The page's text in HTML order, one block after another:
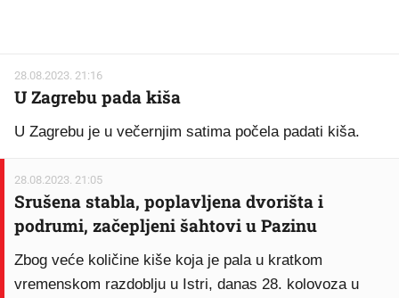
28.08.2023. 21:16
U Zagrebu pada kiša
U Zagrebu je u večernjim satima počela padati kiša.
28.08.2023. 21:05
Srušena stabla, poplavljena dvorišta i
podrumi, začepljeni šahtovi u Pazinu
Zbog veće količine kiše koja je pala u kratkom
vremenskom razdoblju u Istri, danas 28. kolovoza u